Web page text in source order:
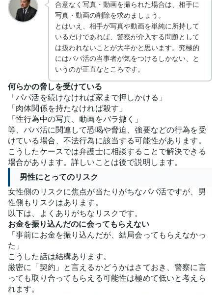
合意なく写真・動画を撮られた場合は、相手に
写真・動画の削除を求めましょう。
とはいえ、相手が写真や動画を単純に所持して
いるだけであれば、警察が介入する問題として
は扱われないことが大半かと思います。究極的
にはパパ活の当事者が気をつけるしかない、と
いうのが正直なところです。
何らかの脅しを受けている
「パパ活を続けなければ家まで押しかける」
「肉体関係を持たなければ殺す」
「性行為中の写真、動画をバラ撒く」
等、パパ活に関連して恐喝や脅迫、強要などの行為を受
けている場合、不法行為に該当する可能性があります。
こうしたケースでは弁護士に相談することで解決できる
場合があります。詳しいことは後で説明します。
男性にとってのリスク
女性側のリスクに焦点が当たりがちなパパ活ですが、男
性側もリスクはあります。
以下は、よくありがちなリスクです。
お金を振り込んだのに会ってもらえない
「事前にお金を振り込んだが、結局会ってもらえなかっ
た」
こうした話は結構あります。
厳密に「契約」と言えるかどうかはさておき、警察に言
っても取り合ってもらえる可能性は極めて低いと考えら
れます。